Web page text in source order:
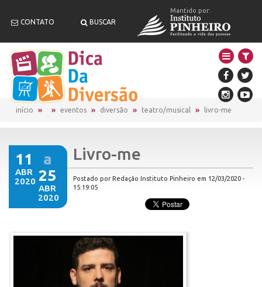
CONTATO BUSCAR
Mantido por:
início eventos diversão teatro/musical livro-me
11
ABR
2020
a
25
ABR
2020
Livro-me
Postado por Redação Instituto Pinheiro em 12/03/2020 -
15:19:05